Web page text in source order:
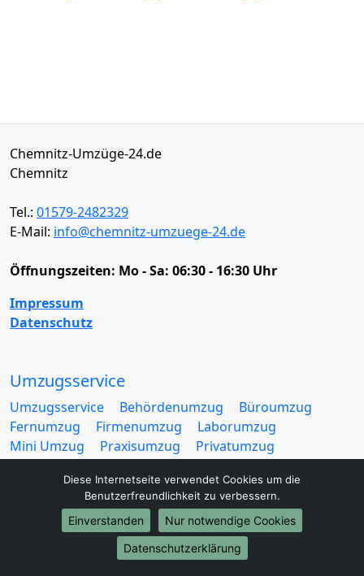
Chemnitz-Umzüge-24.de
Chemnitz
Tel.: 01579-2482329
E-Mail: info@chemnitz-umzuege-24.de
Öffnungszeiten: Mo - Sa: 06:30 - 16:30 Uhr
Impressum
Datenschutz
Umzugsservice
Umzugsservice Behördenumzug
Büroumzug
Fernumzug
Firmenumzug
Laborumzug
Mini Umzug
Praxisumzug
Privatumzug
Entrümpelung
Halteverbotszone
Klaviertransport
Möbellift
Haushaltsauflösung
Möbeltaxi
Möbelmitfahrzentrale
Umzugskartons
Diese Internetseite verwendet Cookies um die
Benutzerfreundlichkeit zu verbessern.
Einverstanden
Nur notwendige Cookies
Datenschutzerklärung